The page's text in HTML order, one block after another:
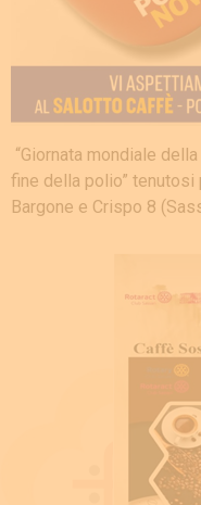
“Giornata mondiale
fine della polio”
Bargone e Crispo 8